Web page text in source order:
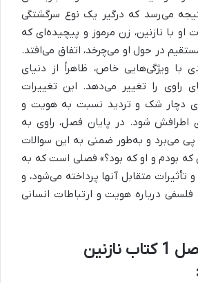
می‌رسد که درگیر یک نوع سرگشتگی
او با نازنین، زن مرموز و پیچیده‌ای که
در حول او می‌چرخد، اتفاق می‌افتد.
با ویژگی‌هایی خاص، ظاهراً از دنیای
راوی را تغییر می‌دهد. این تغییرات
دچار شک و تردید نسبت به هویت و
اطرافش شود. در پایان فصل، راوی به
می‌برد و به‌طور ضمنی به این سوالات
بودم و او که بود؟» فصلی است که به
متقابل آنها پرداخته می‌شود، و
فلسفی درباره هویت و ارتباطات انسانی
نکات کلیدی فصل 1 کتاب نازنین